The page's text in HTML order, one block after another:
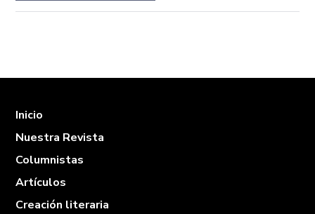
Inicio
Nuestra Revista
Columnistas
Artículos
Creación literaria